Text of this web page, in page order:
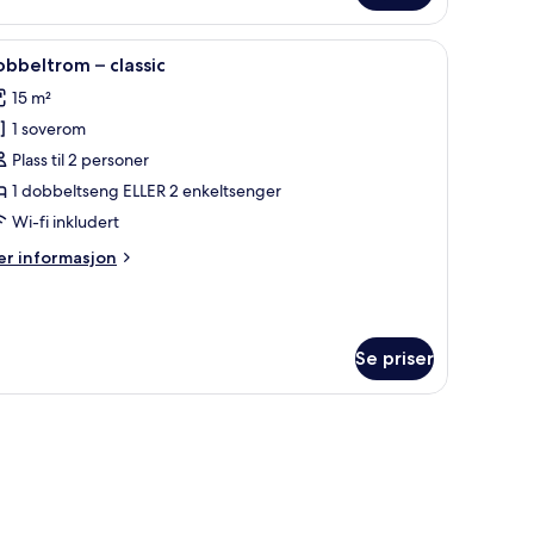
safe på rommet, skrivebord og blendingsgardiner
Dobbeltrom – classic | Minibar, safe på
4 – classic
15 m²
1 soverom
Plass til 2 personer
1 dobbeltseng ELLER 2 enkeltsenger
Wi-fi inkludert
informasjon
Se priser
safe på rommet, skrivebord og blendingsgardiner